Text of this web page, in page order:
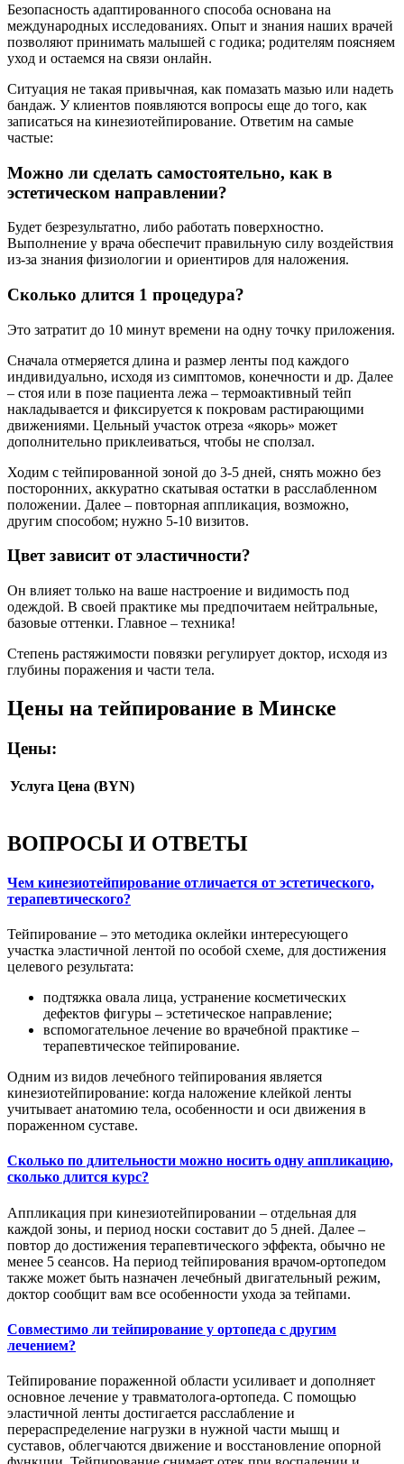
Безопасность адаптированного способа основана на
международных исследованиях. Опыт и знания наших врачей
позволяют принимать малышей с годика; родителям поясняем
уход и остаемся на связи онлайн.
Ситуация не такая привычная, как помазать мазью или надеть
бандаж. У клиентов появляются вопросы еще до того, как
записаться на кинезиотейпирование. Ответим на самые
частые:
Можно ли сделать самостоятельно, как в
эстетическом направлении?
Будет безрезультатно, либо работать поверхностно.
Выполнение у врача обеспечит правильную силу воздействия
из-за знания физиологии и ориентиров для наложения.
Сколько длится 1 процедура?
Это затратит до 10 минут времени на одну точку приложения.
Сначала отмеряется длина и размер ленты под каждого
индивидуально, исходя из симптомов, конечности и др. Далее
– стоя или в позе пациента лежа – термоактивный тейп
накладывается и фиксируется к покровам растирающими
движениями. Цельный участок отреза «якорь» может
дополнительно приклеиваться, чтобы не сползал.
Ходим с тейпированной зоной до 3-5 дней, снять можно без
посторонних, аккуратно скатывая остатки в расслабленном
положении. Далее – повторная аппликация, возможно,
другим способом; нужно 5-10 визитов.
Цвет зависит от эластичности?
Он влияет только на ваше настроение и видимость под
одеждой. В своей практике мы предпочитаем нейтральные,
базовые оттенки. Главное – техника!
Степень растяжимости повязки регулирует доктор, исходя из
глубины поражения и части тела.
Цены на тейпирование в Минске
Цены:
Услуга Цена (BYN)
ВОПРОСЫ И ОТВЕТЫ
Чем кинезиотейпирование отличается от эстетического,
терапевтического?
Тейпирование – это методика оклейки интересующего
участка эластичной лентой по особой схеме, для достижения
целевого результата:
подтяжка овала лица, устранение косметических
дефектов фигуры – эстетическое направление;
вспомогательное лечение во врачебной практике –
терапевтическое тейпирование.
Одним из видов лечебного тейпирования является
кинезиотейпирование: когда наложение клейкой ленты
учитывает анатомию тела, особенности и оси движения в
пораженном суставе.
Сколько по длительности можно носить одну аппликацию,
сколько длится курс?
Аппликация при кинезиотейпировании – отдельная для
каждой зоны, и период носки составит до 5 дней. Далее –
повтор до достижения терапевтического эффекта, обычно не
менее 5 сеансов. На период тейпирования врачом-ортопедом
также может быть назначен лечебный двигательный режим,
доктор сообщит вам все особенности ухода за тейпами.
Совместимо ли тейпирование у ортопеда с другим
лечением?
Тейпирование пораженной области усиливает и дополняет
основное лечение у травматолога-ортопеда. С помощью
эластичной ленты достигается расслабление и
перераспределение нагрузки в нужной части мышц и
суставов, облегчаются движение и восстановление опорной